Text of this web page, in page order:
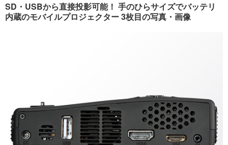
音楽 スポーツ
ペット ショッピング
プッシュ通知の停止方法
SD・USBから直接投影可能！ 手のひらサイズでバッテリ
内蔵のモバイルプロジェクター 3枚目の写真・画像